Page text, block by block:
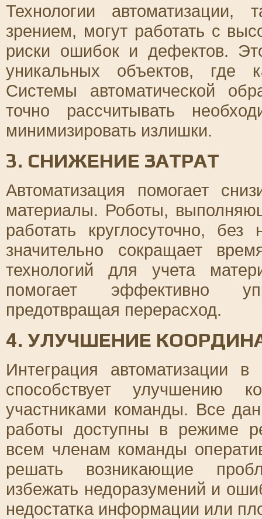
Технологии
зрением, могут работать с
риски ошибок и дефектов.
уникальных объектов, где
Системы автоматической
точно рассчитывать
минимизировать излишки.
3. СНИЖЕНИЕ ЗАТРАТ
Автоматизация помогает
материалы. Роботы,
работать круглосуточно,
значительно сокращает
технологий для учета
помогает эффективно
предотвращая перерасход.
4. УЛУЧШЕНИЕ
Интеграция автоматизации
способствует улучшению
участниками команды. Все
работы доступны в режиме
всем членам команды
решать возникающие
избежать недоразумений и
недостатка информации или